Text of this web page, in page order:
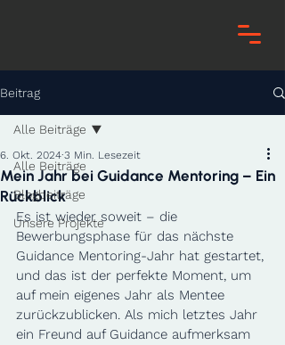
Beitrag
Alle Beiträge
Blogbeiträge
Unsere Projekte
Alle Beiträge
Mein Jahr bei Guidance Mentoring – Ein
Rückblick
6. Okt. 2024 3 Min. Lesezeit
Es ist wieder soweit – die
Bewerbungsphase für das nächste
Guidance Mentoring-Jahr hat gestartet,
und das ist der perfekte Moment, um
auf mein eigenes Jahr als Mentee
zurückzublicken. Als mich letztes Jahr
ein Freund auf Guidance aufmerksam